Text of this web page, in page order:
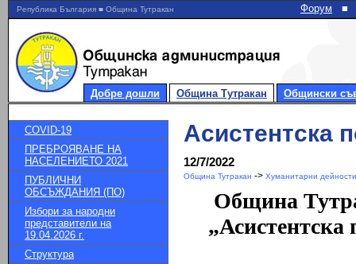
Република България ■ Община Тутракан Форум ■
Добре дошли Община Тутракан Общински
COVID-19
ПРЕБРОЯВАНЕ НА
НАСЕЛЕНИЕТО 2021
ПУБЛИЧНИ
ОБСЪЖДАНИЯ (ПО)
Избори за народни
представители на
19.04.2026 г.
Структура
Асистентска
12/7/2022
Община Тутракан -> Хуманитарни
Община
„Асистентска